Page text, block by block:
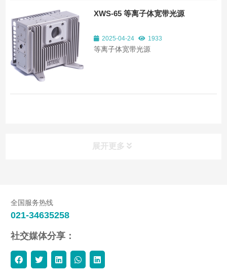
XWS-65 等离子体宽带光源
2025-04-24 1933
等离子体宽带光源
展开更多
全国服务热线
021-34635258
社交媒体分享：